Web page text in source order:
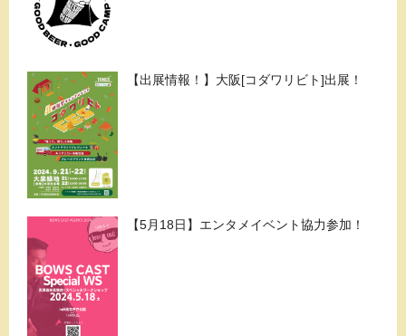
【出展情報！】大阪[コダワリビト]出展！
【5月18日】エンタメイベント協力参加！